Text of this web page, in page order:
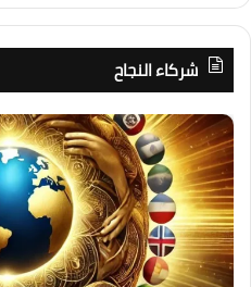
شركاء النجاح